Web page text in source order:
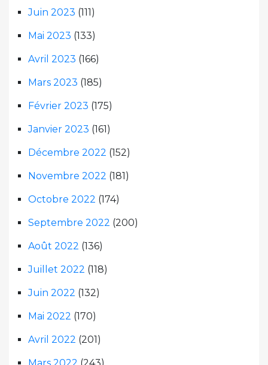
Juin 2023 (111)
Mai 2023 (133)
Avril 2023 (166)
Mars 2023 (185)
Février 2023 (175)
Janvier 2023 (161)
Décembre 2022 (152)
Novembre 2022 (181)
Octobre 2022 (174)
Septembre 2022 (200)
Août 2022 (136)
Juillet 2022 (118)
Juin 2022 (132)
Mai 2022 (170)
Avril 2022 (201)